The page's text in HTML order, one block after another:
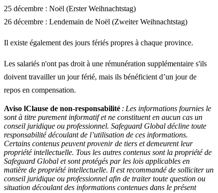
25 décembre : Noël (Erster Weihnachtstag)
26 décembre : Lendemain de Noël (Zweiter Weihnachtstag)
Il existe également des jours fériés propres à chaque province.
Les salariés n'ont pas droit à une rémunération supplémentaire s'ils
doivent travailler un jour férié, mais ils bénéficient d’un jour de
repos en compensation.
Aviso lClause de non-responsabilité : Les informations fournies le
sont à titre purement informatif et ne constituent en aucun cas un
conseil juridique ou professionnel. Safeguard Global décline toute
responsabilité découlant de l’utilisation de ces informations.
Certains contenus peuvent provenir de tiers et demeurent leur
propriété intellectuelle. Tous les autres contenus sont la propriété de
Safeguard Global et sont protégés par les lois applicables en
matière de propriété intellectuelle. Il est recommandé de solliciter un
conseil juridique ou professionnel afin de traiter toute question ou
situation découlant des informations contenues dans le présent